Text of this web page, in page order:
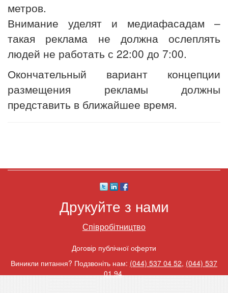
метров.
Внимание уделят и медиафасадам –
такая реклама не должна ослеплять
людей не работать с 22:00 до 7:00.
Окончательный вариант концепции
размещения рекламы должны
представить в ближайшее время.
Друкуйте з нами
Співробітництво
Договір публічної оферти
Виникли питання? Подзвоніть нам: (044) 537 04 52, (044) 537
01 94.